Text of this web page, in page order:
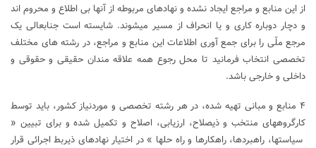
از این منابع و مراجع ایجاد نشده و نهادهای مربوطه از آنها بی اطلاع و محروم اند
و دچار دوباره کاری و یا انحراف از مسیر میشوند. شایسته است جنابعالی یک
مرجع ملّی را برای جمع آوری اطلاعات این منابع و مراجع، در رشته های مختلف
تخصصی انتخاب فرمانید تا محل رجوع همه علاقه مندان حقیقی و حقوقی و
داخلی و خارجی باشد.
۴ منابع و مبانی تهیه شده، در هر رشته تخصصی و موردنیاز کشور، باید توسط
کارگروههای منتخب و ذیصلاح، ارزیابی، اصلاح و تکمیل شده و برای تبیین «
سیاستها، راهبردها، راهکارها و راه حلها » در اختیار نهادهای ذیربط اجرائی قرار